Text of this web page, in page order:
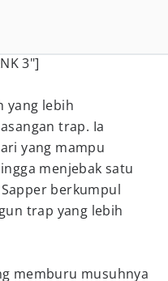
3"]
yang lebih
trap. Ia
yang mampu
menjebak satu
berkumpul
trap yang lebih
memburu musuhnya